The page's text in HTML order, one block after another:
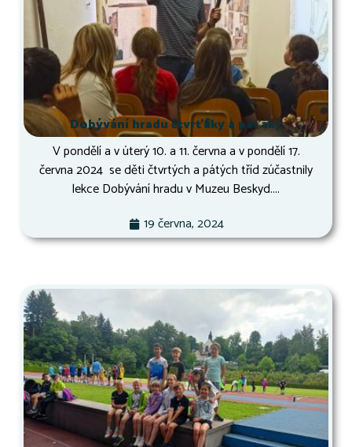
Dobývání hradu čtvrťáky a páťáky
V pondělí a v úterý 10. a 11. června a v pondělí 17.
června 2024 se děti čtvrtých a pátých tříd zúčastnily
lekce Dobývání hradu v Muzeu Beskyd....
19 června, 2024